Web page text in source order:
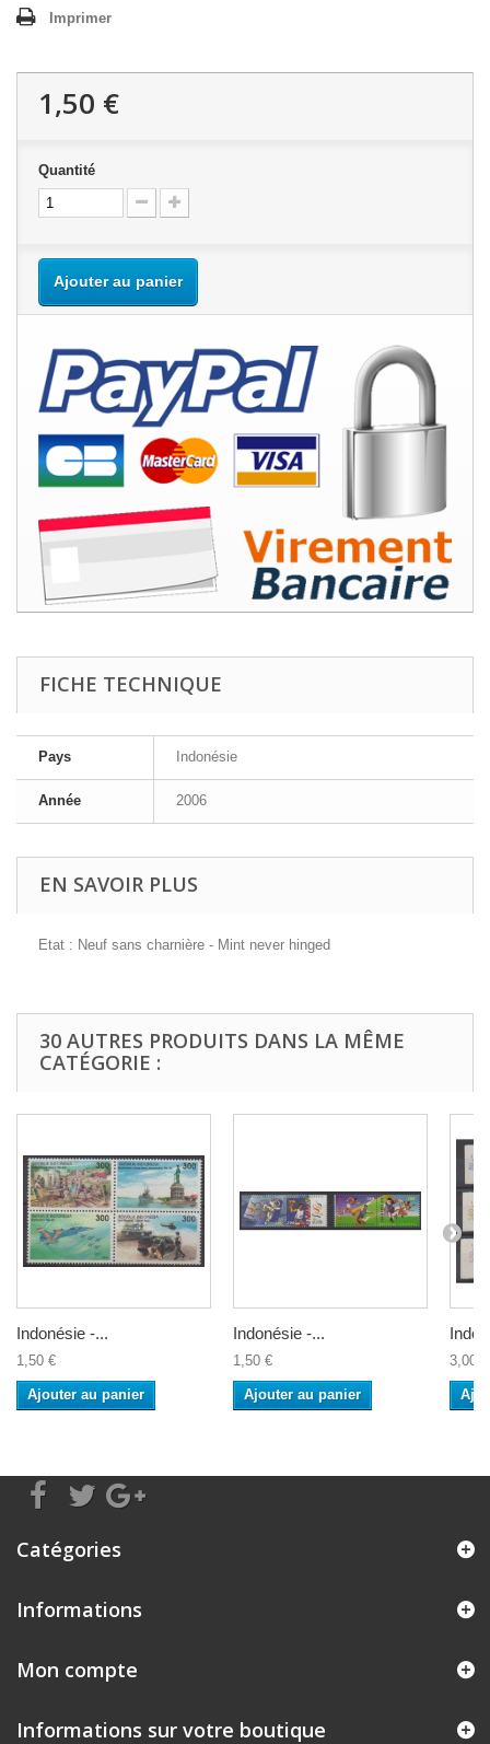
Imprimer
1,50 €
Quantité
Ajouter au panier
FICHE TECHNIQUE
Pays Indonésie
Année 2006
EN SAVOIR PLUS
Etat : Neuf sans charnière - Mint never hinged
30 AUTRES PRODUITS DANS LA MÊME
CATÉGORIE :
Indonésie -...
1,50 €
Ajouter au panier
Indonésie -...
1,50 €
Ajouter au panier
3,00 €
Catégories
Informations
Mon compte
Informations sur votre boutique